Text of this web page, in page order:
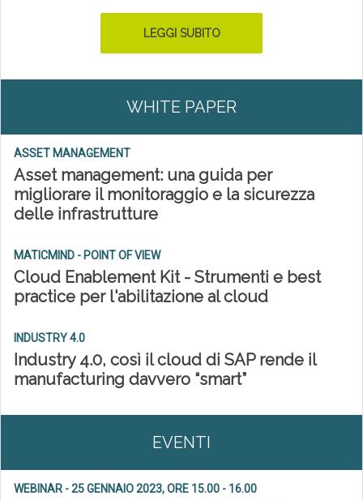
LEGGI SUBITO
WHITE PAPER
ASSET MANAGEMENT
Asset management: una guida per
migliorare il monitoraggio e la sicurezza
delle infrastrutture
MATICMIND - POINT OF VIEW
Cloud Enablement Kit - Strumenti e best
practice per l'abilitazione al cloud
INDUSTRY 4.0
Industry 4.0, così il cloud di SAP rende il
manufacturing davvero “smart”
EVENTI
WEBINAR - 25 GENNAIO 2023, ORE 15.00 - 16.00